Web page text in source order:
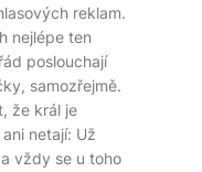
reklam.
nejlépe ten
poslouchají
samozřejmě.
že král je
netají: Už
vždy se u toho